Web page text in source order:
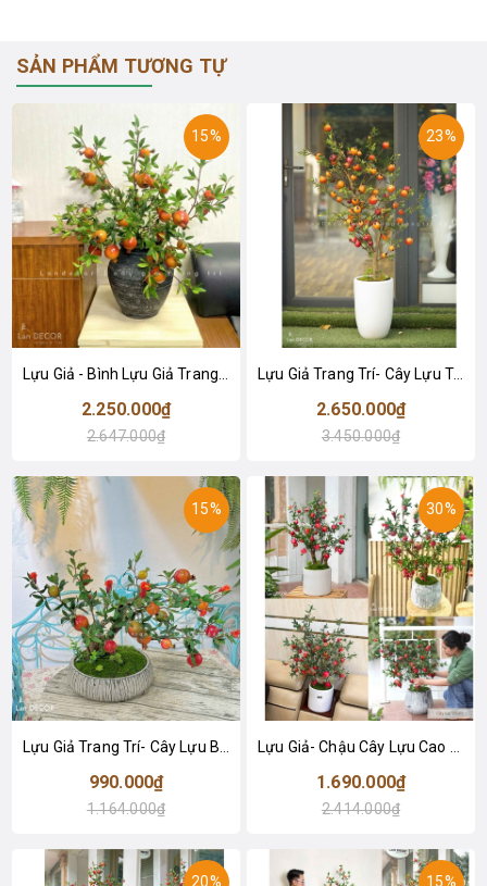
SẢN PHẨM TƯƠNG TỰ
15%
2.250.000₫
2.647.000₫
23%
Lựu Giả Trang Trí- Cây Lựu Trang Trí Tết (150cm)- CC1012
2.650.000₫
3.450.000₫
15%
990.000₫
1.164.000₫
30%
1.690.000₫
2.414.000₫
20% 15%